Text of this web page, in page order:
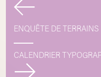
Navigation
de
l’article
ENQUÊTE DE TERRAINS
CALENDRIER